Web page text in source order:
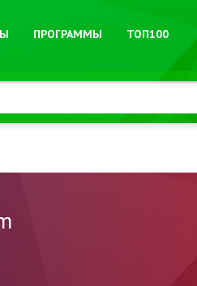
ПРОГРАММЫ ТОП100